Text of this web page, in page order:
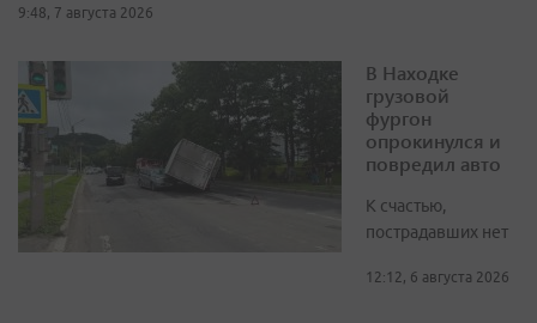
9:48, 7 августа 2026
В Находке
грузовой
фургон
опрокинулся и
повредил авто
К счастью,
пострадавших нет
12:12, 6 августа 2026